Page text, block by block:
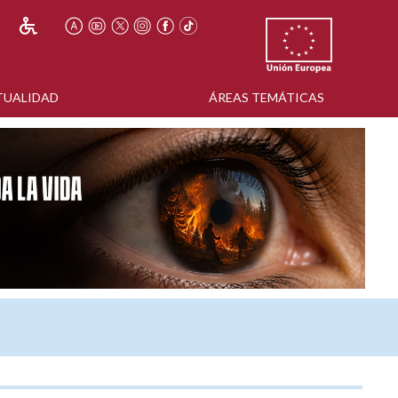
ÁREAS TEMÁTICAS